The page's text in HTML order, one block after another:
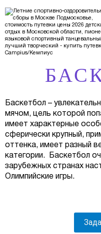
Баскетбол –
мячом, цель которой
имеет характерные
сферически крупный,
оттенка, имеет разный
категории. Баскетбол
зарубежных странах
Олимпийские игры.